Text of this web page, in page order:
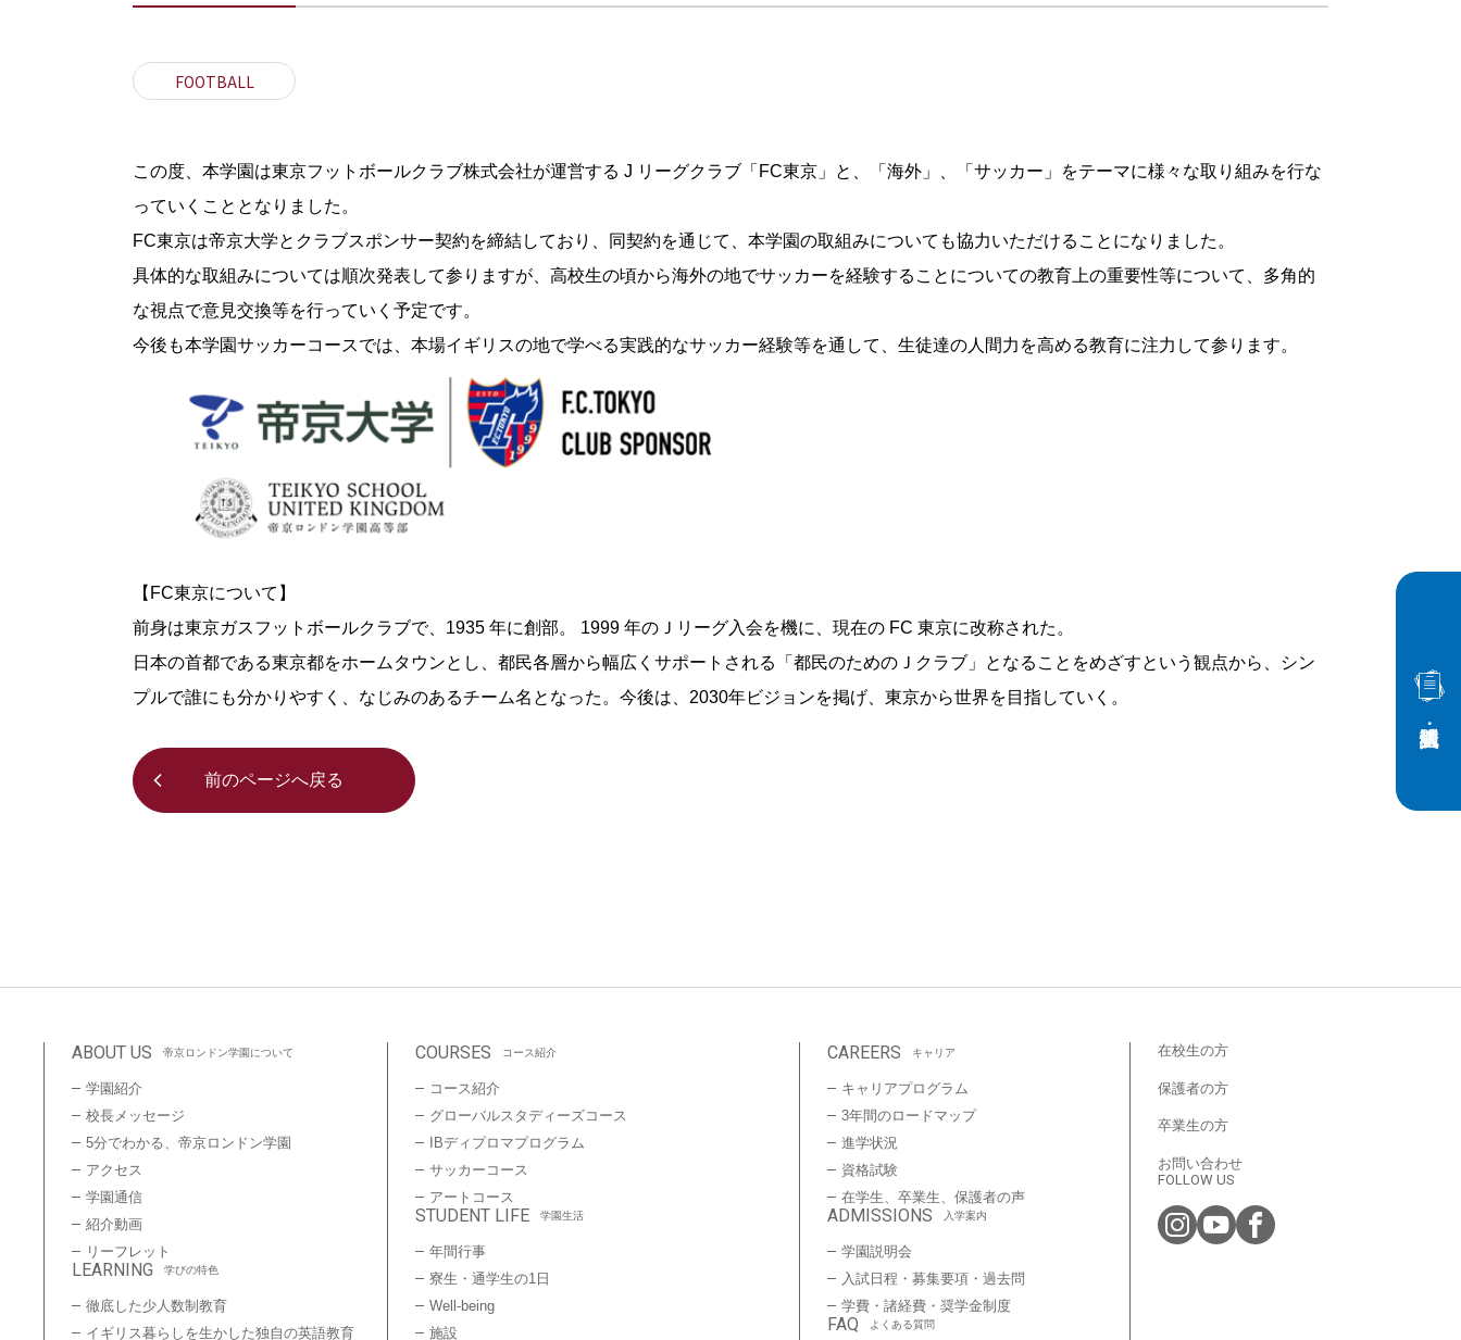
FOOTBALL
この度、本学園は東京フットボールクラブ株式会社が運営する J リーグクラブ「FC東京」と、「海外」、「サッカー」をテーマに様々な取り組みを行な
っていくこととなりました。
FC東京は帝京大学とクラブスポンサー契約を締結しており、同契約を通じて、本学園の取組みについても協力いただけることになりました。
具体的な取組みについては順次発表して参りますが、高校生の頃から海外の地でサッカーを経験することについての教育上の重要性等について、多角的
な視点で意見交換等を行っていく予定です。
今後も本学園サッカーコースでは、本場イギリスの地で学べる実践的なサッカー経験等を通して、生徒達の人間力を高める教育に注力して参ります。
【FC東京について】
前身は東京ガスフットボールクラブで、1935 年に創部。 1999 年のＪリーグ入会を機に、現在の FC 東京に改称された。
日本の首都である東京都をホームタウンとし、都民各層から幅広くサポートされる「都民のためのＪクラブ」となることをめざすという観点から、シン
プルで誰にも分かりやすく、なじみのあるチーム名となった。今後は、2030年ビジョンを掲げ、東京から世界を目指していく。
前のページへ戻る
ABOUT US 帝京ロンドン学園について
学園紹介
校長メッセージ
5分でわかる、帝京ロンドン学園
アクセス
学園通信
紹介動画
リーフレット
LEARNING 学びの特色
徹底した少人数制教育
イギリス暮らしを生かした独自の英語教育
COURSES コース紹介
コース紹介
グローバルスタディーズコース
IBディプロマプログラム
サッカーコース
アートコース
STUDENT LIFE 学園生活
年間行事
寮生・通学生の1日
Well-being
施設
CAREERS キャリア
キャリアプログラム
3年間のロードマップ
進学状況
資格試験
在学生、卒業生、保護者の声
ADMISSIONS 入学案内
学園説明会
入試日程・募集要項・過去問
学費・諸経費・奨学金制度
FAQ よくある質問
在校生の方
保護者の方
卒業生の方
お問い合わせ
FOLLOW US